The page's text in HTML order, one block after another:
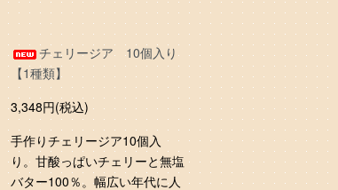
チェリージア 10個入り
【1種類】
3,348円(税込)
手作りチェリージア10個入
り。甘酸っぱいチェリーと無塩
バター100％。幅広い年代に人